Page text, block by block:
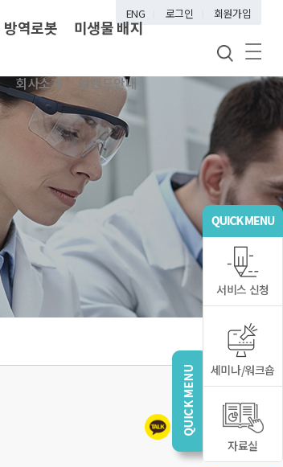
ENG 로그인 회원가입
방역로봇 미생물 배지
브랜드안내
회사소개
서비스 신청
세미나/워크숍
자료실